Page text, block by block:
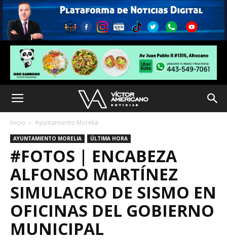
Inicio Ayuntamiento Morelia
AYUNTAMIENTO MORELIA ÚLTIMA HORA
#FOTOS | ENCABEZA
ALFONSO MARTÍNEZ
SIMULACRO DE SISMO EN
OFICINAS DEL GOBIERNO
MUNICIPAL